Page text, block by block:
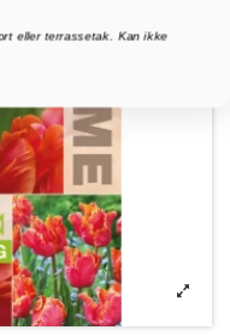
eller terrassetak. Kan ikke